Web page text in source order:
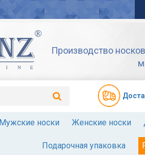
Производство
Мужские носки Женские носки
Подарочная упаковка